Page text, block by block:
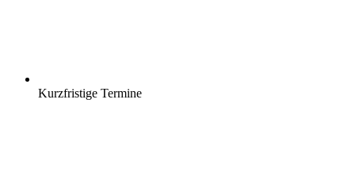
Kurzfristige Termine